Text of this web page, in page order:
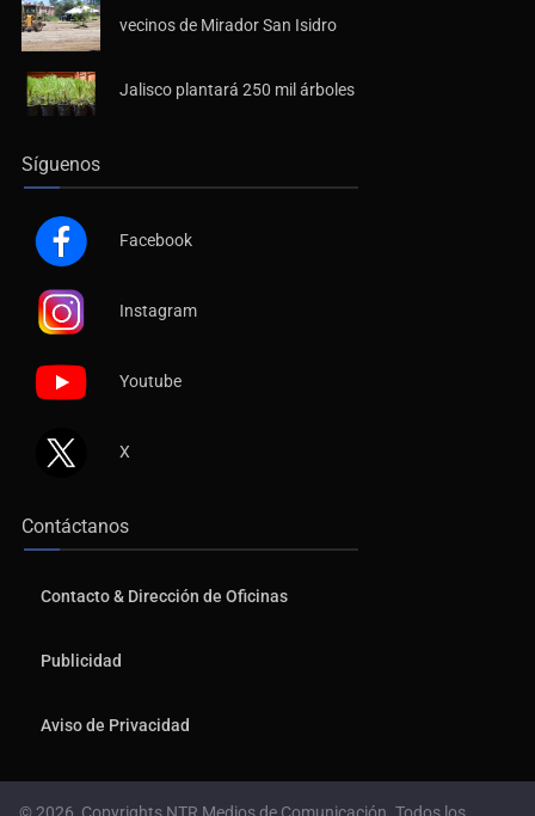
vecinos de Mirador San Isidro
Jalisco plantará 250 mil árboles
Síguenos
Facebook
Instagram
Youtube
X
Contáctanos
Contacto & Dirección de Oficinas
Publicidad
Aviso de Privacidad
© 2026, Copyrights NTR Medios de Comunicación. Todos los